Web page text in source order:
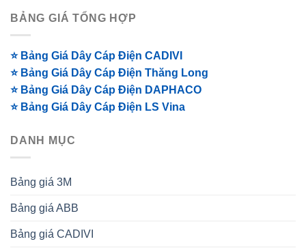
BẢNG GIÁ TỔNG HỢP
⭐ Bảng Giá Dây Cáp Điện CADIVI
⭐ Bảng Giá Dây Cáp Điện Thăng Long
⭐ Bảng Giá Dây Cáp Điện DAPHACO
⭐ Bảng Giá Dây Cáp Điện LS Vina
DANH MỤC
Bảng giá 3M
Bảng giá ABB
Bảng giá CADIVI